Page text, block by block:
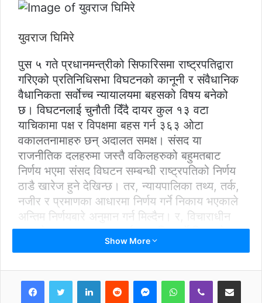
युवराज घिमिरे
पुस ५ गते प्रधानमन्त्रीको सिफारिसमा राष्ट्रपतिद्वारा
गरिएको प्रतिनिधिसभा विघटनको कानूनी र संवैधानिक
वैधानिकता सर्वोच्च न्यायालयमा बहसको विषय बनेको
छ। विघटनलाई चुनौती दिँदै दायर कुल १३ वटा
याचिकामा पक्ष र विपक्षमा बहस गर्न ३६३ ओटा
वकालतनामाहरु छन् अदालत समक्ष। संसद या
राजनीतिक दलहरुमा जस्तै वकिलहरुको बहुमतबाट
निर्णय भएमा संसद विघटन सम्बन्धी राष्ट्रपतिको निर्णय
ठाडै खारेज हुने देखिन्छ। तर, न्यायपालिका तथ्य, तर्क,
नजीर र प्रमाणका आधारमा निर्णय गर्ने निकाय भएकाले
अन्तिम निर्णयबारे अनुमान गर्न मिल्दैन। र, विचाराधीन
मुद्दाबारे अनुमान, या त्यसलाई प्रभावित गर्ने हिसाबले
अभिव्यक्ति दिइँदैन। हो, मुद्धाका पक्ष र विपक्ष या प्रत्यक्ष
सार्वजनिक अभिव्यक्तिलाई दाबीका रुपमा लिइन्छ।
Show More
LinkedInReddit MessengerWhatsAppViber Share via Email